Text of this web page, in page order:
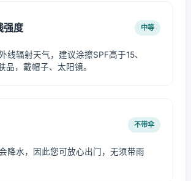
强度 中等
线辐射天气，建议涂擦SPF高于15、
品，戴帽子、太阳镜。
不带伞
降水，因此您可放心出门，无须带雨